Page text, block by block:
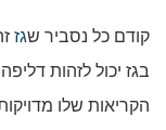
קודם כל נסביר שגז
בגז יכול לזהות
הקריאות שלו